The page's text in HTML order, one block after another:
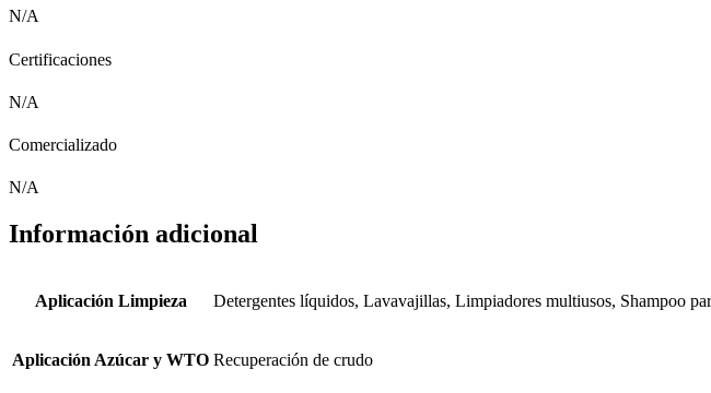
N/A
Certificaciones
N/A
Comercializado
N/A
Información adicional
Aplicación Limpieza Detergentes líquidos, Lavavajillas, Limpiadores multiusos, Shampoo
Aplicación Azúcar y WTO Recuperación de crudo